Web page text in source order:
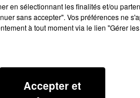
en sélectionnant les finalités et/ou
sans accepter". Vos préférences ne
à tout moment via le lien "Gérer
Accepter et